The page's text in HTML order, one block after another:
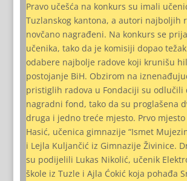
Pravo učešća na konkurs su imali
Tuzlanskog kantona, a autori najboljih
novčano nagrađeni. Na konkurs se
učenika, tako da je komisiji dopao
odabere najbolje radove koji krunišu
postojanje BiH. Obzirom na
pristiglih radova u Fondaciji su odlučili
nagradni fond, tako da su proglašena
druga i jedno treće mjesto. Prvo
Hasić, učenica gimnazije “Ismet
i Lejla Kuljančić iz Gimnazije Živinice.
su podijelili Lukas Nikolić, učenik
škole iz Tuzle i Ajla Ćokić koja pohađa